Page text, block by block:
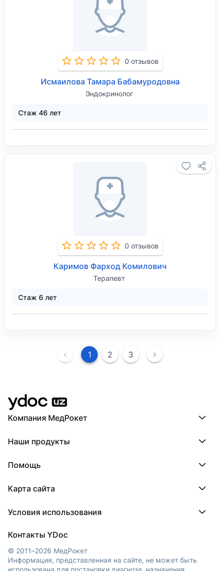
0 отзывов
Исмаилова Тамара Бабамуродовна
Эндокринолог
Стаж 46 лет
0 отзывов
Каримов Фарход Комилович
Терапевт
Стаж 6 лет
1 2 3
Компания МедРокет
О YDoc
Наши продукты
ПроТаблетки
МедТочка
Помощь
Регистрация врача
Карта сайта
Регионы
Клиники
Условия использования
Обработка персональных данных
Контакты YDoc
© 2011–2026 МедРокет
Информация, представленная на сайте, не может быть
использована для постановки диагноза, назначения